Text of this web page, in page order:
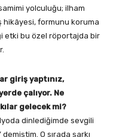
yolculuğu; ilham
hikâyesi, formunu koruma
etki bu özel röportajda bir
giriş yaptınız,
çalıyor. Ne
gelecek mi?
dinlediğimde sevgili
O sırada şarkı